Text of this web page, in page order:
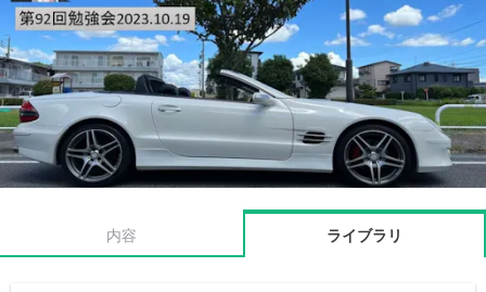
内容 ライブラリ